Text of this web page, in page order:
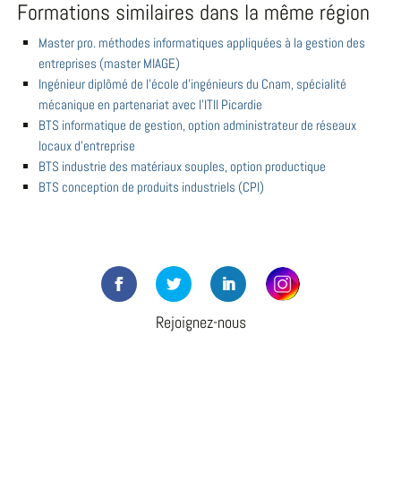
Formations similaires dans la même région
Master pro. méthodes informatiques appliquées à la gestion des
entreprises (master MIAGE)
Ingénieur diplômé de l'école d'ingénieurs du Cnam, spécialité
mécanique en partenariat avec l'ITII Picardie
BTS informatique de gestion, option administrateur de réseaux
locaux d'entreprise
BTS industrie des matériaux souples, option productique
BTS conception de produits industriels (CPI)
Rejoignez-nous